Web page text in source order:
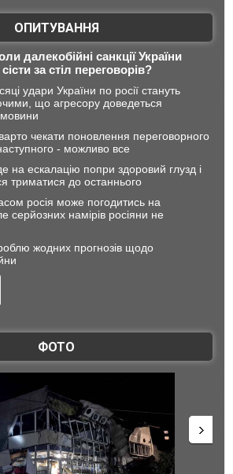
ОПИТУВАННЯ
далекобійні санкції України
за стіл переговорів?
удари України по росії стануть
що агресору доведеться
чекати поновлення переговорного
- можливо все
на ескалацію попри здоровий глузд і
триматися до останнього
росія може погодитись на
серйозних намірів росіяни не
жодних прогнозів щодо
ФОТО